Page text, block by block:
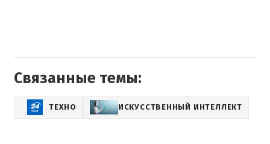
Связанные темы:
ТЕХНО ИСКУССТВЕННЫЙ ИНТЕЛЛЕКТ